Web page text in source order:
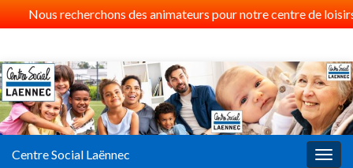
Nous recherchons des animateurs pour notre centre de
Centre Social Laënnec